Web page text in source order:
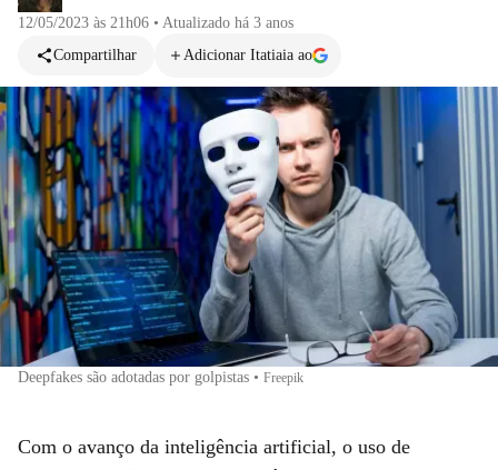
12/05/2023 às 21h06 • Atualizado há 3 anos
Compartilhar
Adicionar Itatiaia ao
Deepfakes são adotadas por golpistas • Freepik
Com o avanço da inteligência artificial, o uso de